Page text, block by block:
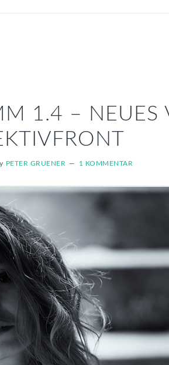
1.4 – NEUES
PETER GRUENER 1 KOMMENTAR